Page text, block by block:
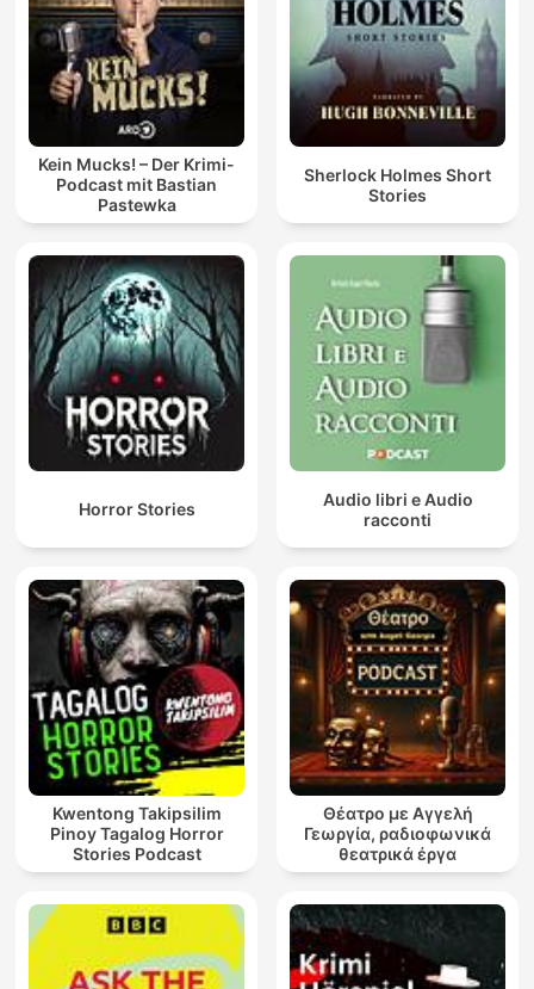
Kein Mucks! – Der Krimi-
Podcast mit Bastian
Pastewka
Sherlock Holmes Short
Stories
Horror Stories
Audio libri e Audio
racconti
Kwentong Takipsilim
Pinoy Tagalog Horror
Stories Podcast
Θέατρο με Αγγελή
Γεωργία, ραδιοφωνικά
θεατρικά έργα